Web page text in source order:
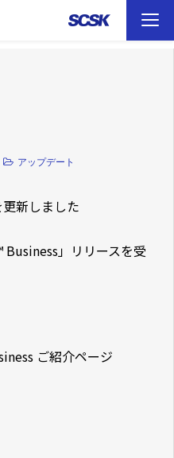
アップデート
新しました
」リリースを受
ご紹介ページ